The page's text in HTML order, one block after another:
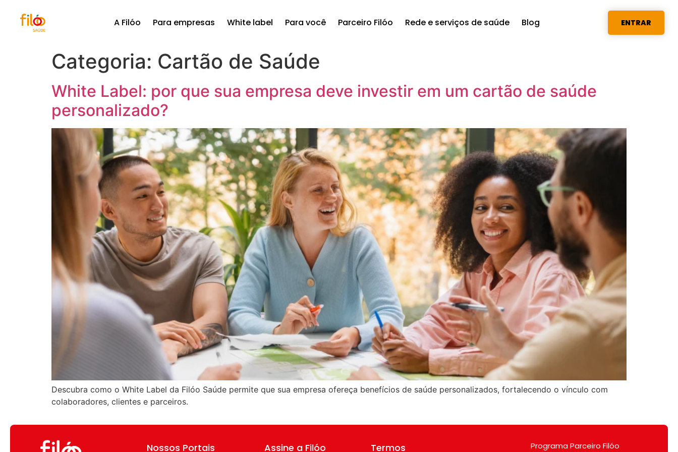
A Filóo Para empresas White label Para você Parceiro Filóo Rede e serviços de saúde Blog ENTRAR
Categoria: Cartão de Saúde
White Label: por que sua empresa deve investir em um cartão de saúde
personalizado?
Descubra como o White Label da Filóo Saúde permite que sua empresa ofereça benefícios de saúde personalizados, fortalecendo o vínculo com
colaboradores, clientes e parceiros.
Nossos Portais Assine a Filóo Termos Programa Parceiro Filóo